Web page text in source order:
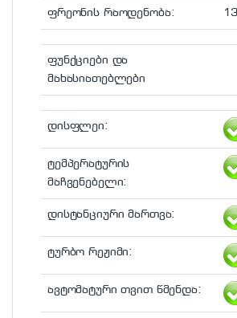
ფრეონის რაოდენობა:
ფუნქციები და
მახასიათებლები
დისფლეი:
ტემპერატურის
მაჩვენებელი:
დისტანციური მართვა:
ტურბო რეჟიმი:
ავტომატური თვით წმენდა: